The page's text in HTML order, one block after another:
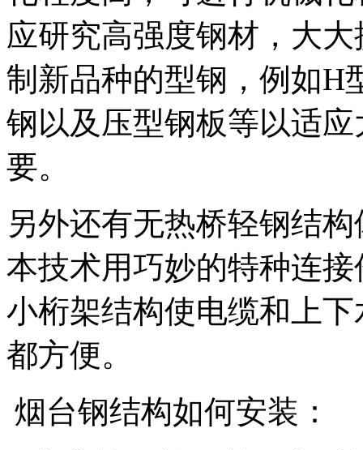
应研究高强度钢材，大
制新品种的型钢，例如H
钢以及压型钢板等以适
要。
另外还有无热桥轻钢结
本技术用巧妙的特种连
小桁架结构使电缆和上
都方便。
烟台钢结构如何安装：